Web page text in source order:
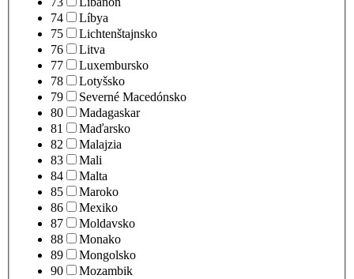
74
Líbya
75
Lichtenštajnsko
76
Litva
77
Luxembursko
78
Lotyšsko
79
Severné Macedónsko
80
Madagaskar
81
Maďarsko
82
Malajzia
83
Mali
84
Malta
85
Maroko
86
Mexiko
87
Moldavsko
88
Monako
89
Mongolsko
90
Mozambik